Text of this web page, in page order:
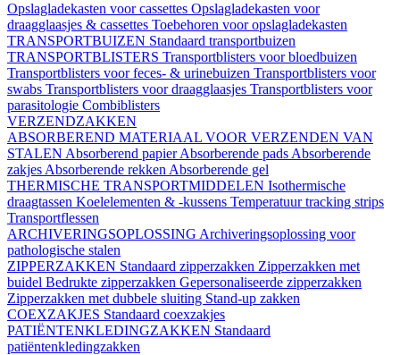
Opslagladekasten voor cassettes Opslagladekasten voor
draagglaasjes & cassettes Toebehoren voor opslagladekasten
TRANSPORTBUIZEN Standaard transportbuizen
TRANSPORTBLISTERS Transportblisters voor bloedbuizen
Transportblisters voor feces- & urinebuizen Transportblisters voor
swabs Transportblisters voor draagglaasjes Transportblisters voor
parasitologie Combiblisters
VERZENDZAKKEN
ABSORBEREND MATERIAAL VOOR VERZENDEN VAN
STALEN Absorberend papierAbsorberende pads Absorberende
zakjes Absorberende rekken Absorberende gel
THERMISCHE TRANSPORTMIDDELEN Isothermische
draagtassen Koelelementen & -kussens Temperatuur tracking strips
Transportflessen
ARCHIVERINGSOPLOSSING Archiveringsoplossing voor
pathologische stalen
ZIPPERZAKKEN Standaard zipperzakken Zipperzakken met
buidel Bedrukte zipperzakken Gepersonaliseerde zipperzakken
Zipperzakken met dubbele sluiting Stand-up zakken
COEXZAKJES Standaard coexzakjes
PATIËNTENKLEDINGZAKKEN Standaard
patiëntenkledingzakken